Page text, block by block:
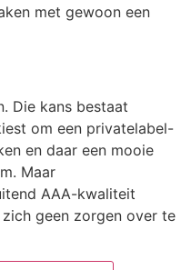
met gewoon een
Die kans bestaat
om een privatelabel-
en daar een mooie
Maar
AAA-kwaliteit
geen zorgen over te